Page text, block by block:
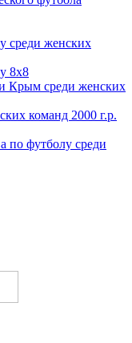
среди женских
8х8
Крым среди женских
команд 2000 г.р.
по футболу среди